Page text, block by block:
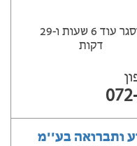
ייסגר עוד 6 שעות ‫ו-29
דקות
ותברואה בע''מ